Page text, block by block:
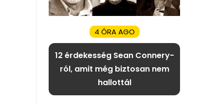
4 ÓRA AGO
12 érdekesség Sean Connery-
ról, amit még biztosan nem
hallottál